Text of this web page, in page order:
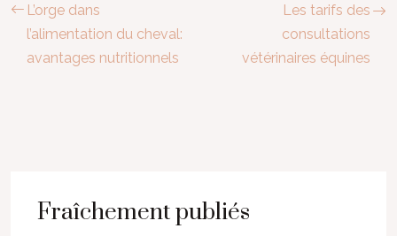
L’orge dans
l’alimentation du cheval:
avantages nutritionnels
Les tarifs des
consultations
vétérinaires équines
Fraîchement publiés